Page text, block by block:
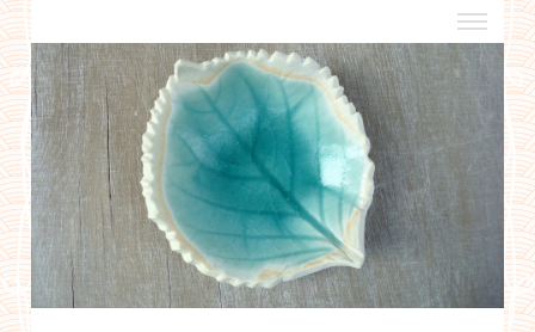
a propos
boutiques de créateurs
contact
politique de confidentialité